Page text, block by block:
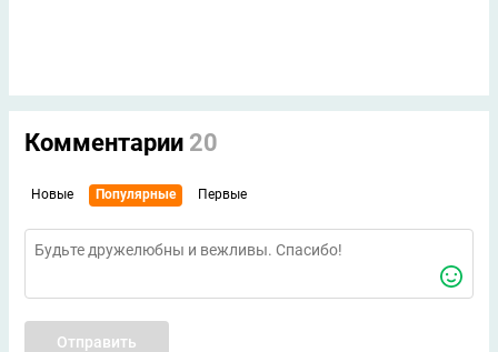
Комментарии 20
Новые Популярные Первые
Отправить